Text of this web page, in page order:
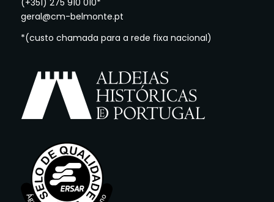
(+351) 275 910 010*
geral@cm-belmonte.pt
*(custo chamada para a rede fixa nacional)